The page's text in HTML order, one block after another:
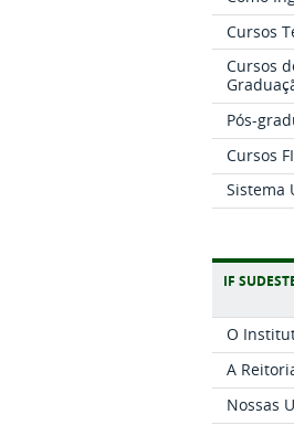
Cursos
Cursos
Pós-
Cursos
Sistema
IF
O
A
Nossas